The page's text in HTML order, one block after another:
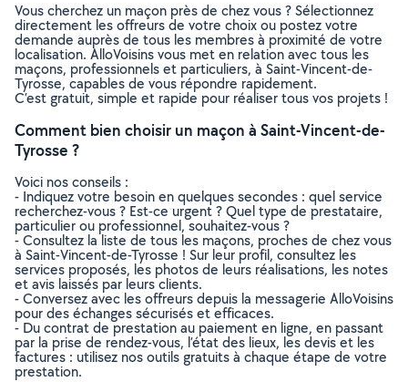
Vous cherchez un maçon près de chez vous ? Sélectionnez
directement les offreurs de votre choix ou postez votre
demande auprès de tous les membres à proximité de votre
localisation. AlloVoisins vous met en relation avec tous les
maçons, professionnels et particuliers, à Saint-Vincent-de-
Tyrosse, capables de vous répondre rapidement.
C’est gratuit, simple et rapide pour réaliser tous vos projets !
Comment bien choisir un maçon à Saint-Vincent-de-
Tyrosse ?
Voici nos conseils :
- Indiquez votre besoin en quelques secondes : quel service
recherchez-vous ? Est-ce urgent ? Quel type de prestataire,
particulier ou professionnel, souhaitez-vous ?
- Consultez la liste de tous les maçons, proches de chez vous
à Saint-Vincent-de-Tyrosse ! Sur leur profil, consultez les
services proposés, les photos de leurs réalisations, les notes
et avis laissés par leurs clients.
- Conversez avec les offreurs depuis la messagerie AlloVoisins
pour des échanges sécurisés et efficaces.
- Du contrat de prestation au paiement en ligne, en passant
par la prise de rendez-vous, l’état des lieux, les devis et les
factures : utilisez nos outils gratuits à chaque étape de votre
prestation.